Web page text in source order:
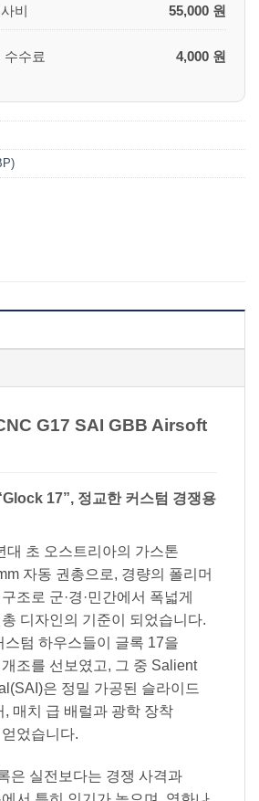
비 55,000 원
수수료 4,000 원
G17 SAI GBB Airsoft
17”, 정교한 커스텀 경쟁용
대 초 오스트리아의 가스톤
자동 권총으로, 경량의 폴리머
조로 군·경·민간에서 폭넓게
디자인의 기준이 되었습니다.
스텀 하우스들이 글록 17을
조를 선보였고, 그 중 Salient
은 정밀 가공된 슬라이드
, 매치 급 배럴과 광학 장착
었습니다.
은 실전보다는 경쟁 사격과